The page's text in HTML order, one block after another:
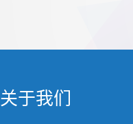
关于我们